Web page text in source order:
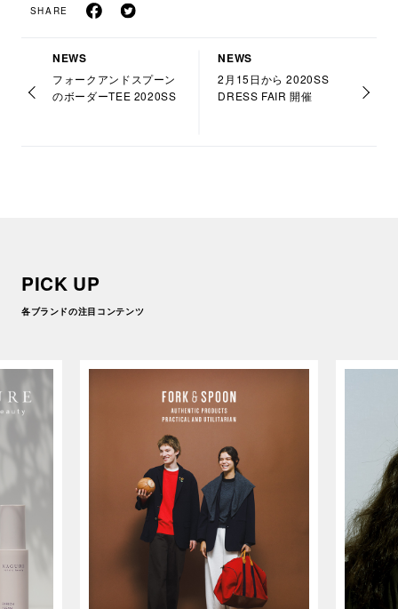
SHARE
NEWS
フォークアンドスプーン
のボーダーTEE 2020SS
NEWS
2月15日から 2020SS
DRESS FAIR 開催
PICK UP
各ブランドの注目コンテンツ